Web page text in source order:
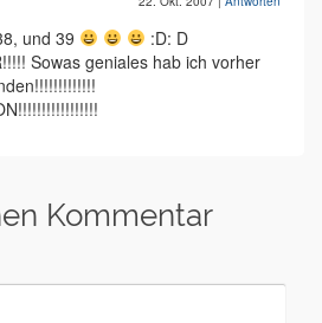
und 39
:D: D
Sowas geniales hab ich vorher
Kommentar